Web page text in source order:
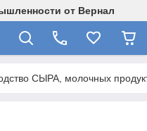
от Вернал
СЫРА, молочных